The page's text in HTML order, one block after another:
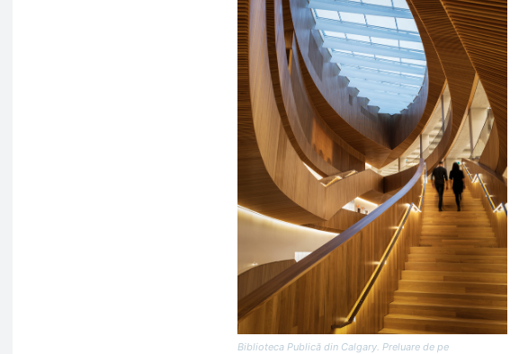
Biblioteca Publică din Calgary. Preluare de pe